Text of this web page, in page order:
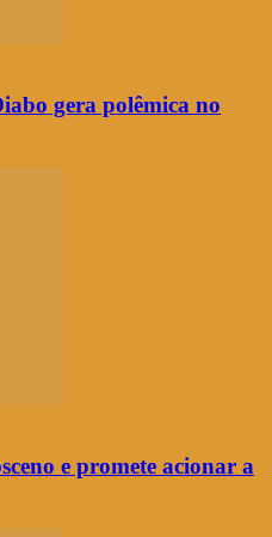
gera polêmica no
e promete acionar a